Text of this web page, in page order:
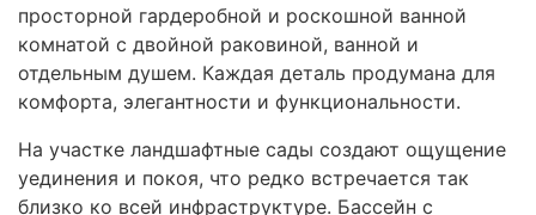
просторной гардеробной и роскошной ванной
комнатой с двойной раковиной, ванной и
отдельным душем. Каждая деталь продумана для
комфорта, элегантности и функциональности.
На участке ландшафтные сады создают ощущение
уединения и покоя, что редко встречается так
близко ко всей инфраструктуре. Бассейн с